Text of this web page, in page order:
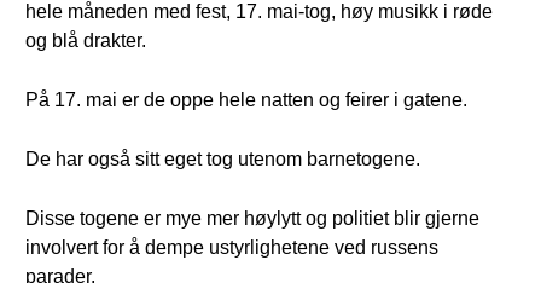
hele måneden med fest, 17. mai-tog, høy musikk i røde
og blå drakter.
På 17. mai er de oppe hele natten og feirer i gatene.
De har også sitt eget tog utenom barnetogene.
Disse togene er mye mer høylytt og politiet blir gjerne
involvert for å dempe ustyrlighetene ved russens
parader.